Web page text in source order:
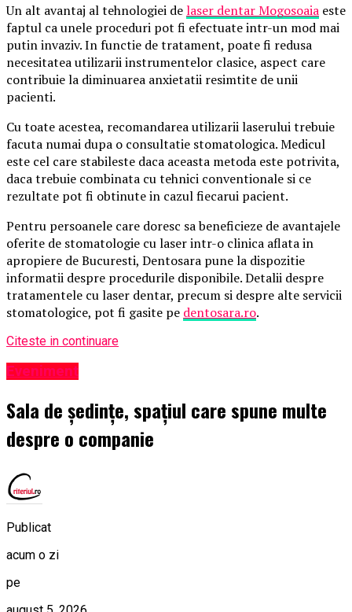
Un alt avantaj al tehnologiei delaser dentar Mogosoaia este
faptul ca unele proceduri pot fi efectuate intr-un mod mai
putin invaziv. In functie de tratament, poate fi redusa
necesitatea utilizarii instrumentelor clasice, aspect care
contribuie la diminuarea anxietatii resimtite de unii
pacienti.
Cu toate acestea, recomandarea utilizarii laserului trebuie
facuta numai dupa o consultatie stomatologica. Medicul
este cel care stabileste daca aceasta metoda este potrivita,
daca trebuie combinata cu tehnici conventionale si ce
rezultate pot fi obtinute in cazul fiecarui pacient.
Pentru persoanele care doresc sa beneficieze de avantajele
oferite de stomatologie cu laser intr-o clinica aflata in
apropiere de Bucuresti, Dentosara pune la dispozitie
informatii despre procedurile disponibile. Detalii despre
tratamentele cu laser dentar, precum si despre alte servicii
stomatologice, pot fi gasite pe dentosara.ro.
Citeste in continuare
Eveniment
Sala de ședințe, spațiul care spune multe
despre o companie
Publicat
acum o zi
pe